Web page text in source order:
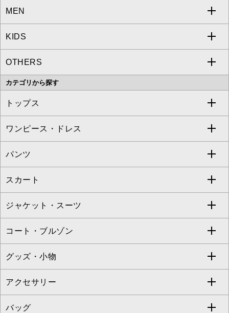
a.v.v
MICHEL KLEIN
MK MICHEL KLEIN
OFUON le MK
MEN
a.v.v
MICHEL KLEIN HOMME
MK MICHEL KLEIN HOMME
KIDS
a.v.v
OTHERS
MK MICHEL KLEIN BAG
カテゴリから探す
トップス
すべてのトップス
カットソー・Tシャツ
ブラウス・シャツ
ニット・セーター
カーディガン
アンサンブルセット
ベスト・ジレ
パーカー
ワンピース・ドレス
すべてのワンピース・ドレス
ワンピース
ドレス
チュニック
ジャンパースカート
その他のワンピース・ドレス
パンツ
すべてのパンツ
フルレングスパンツ
クロップド・半端丈パンツ
ガウチョ・ワイドパンツ
ハーフ・ショート丈パンツ
サロペット・オールインワン
スカート
すべてのスカート
ロング・マキシ丈スカート
ひざ丈スカート
ミモレ丈スカート
ショート・ミニ丈スカート
ジャケット・スーツ
すべてのジャケット・スーツ
テーラードジャケット
ノーカラージャケット
セットアップ
コート・ブルゾン
すべてのコート・ブルゾン
トレンチコート
ピーコート
グッズ・小物
すべてのグッズ・小物
マスク
アクセサリー
すべてのアクセサリー
バッグ